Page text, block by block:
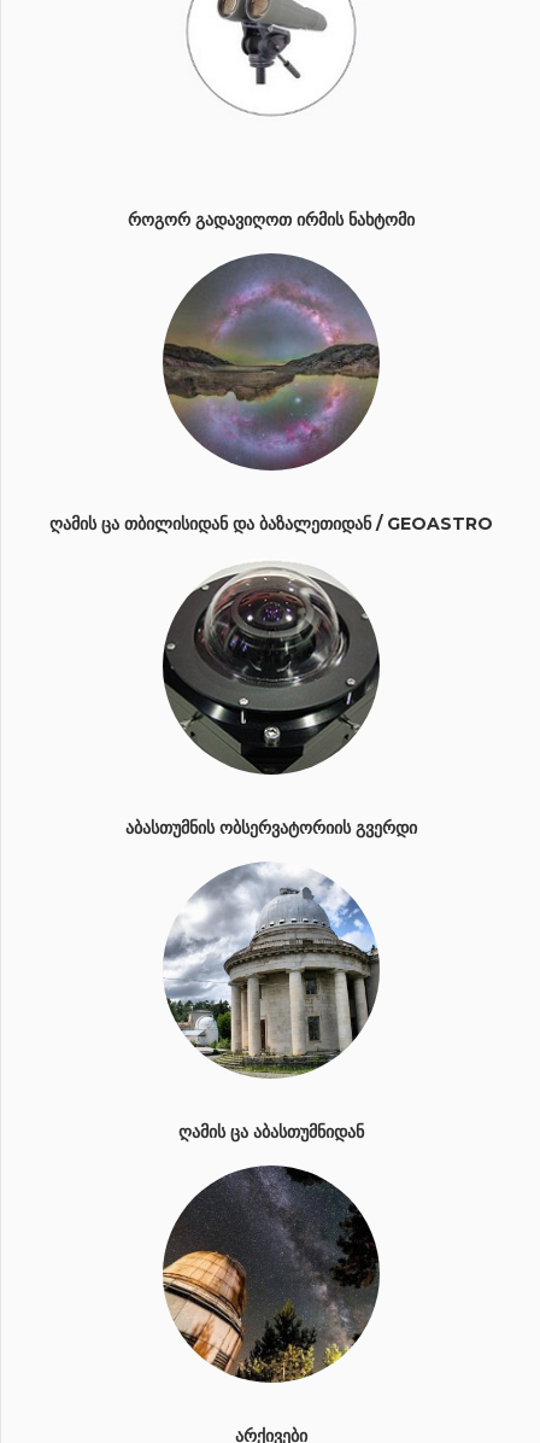
ᲠᲝᲒᲝᲠ ᲒᲐᲓᲐᲕᲘᲦᲝᲗ ᲘᲠᲛᲘᲡ ᲜᲐᲮᲢᲝᲛᲘ
ᲦᲐᲛᲘᲡ ᲪᲐ ᲗᲑᲘᲚᲘᲡᲘᲓᲐᲜ ᲓᲐ ᲑᲐᲖᲐᲚᲔᲗᲘᲓᲐᲜ / GEOASTRO
ᲐᲑᲐᲡᲗᲣᲛᲜᲘᲡ ᲝᲑᲡᲔᲠᲕᲐᲢᲝᲠᲘᲘᲡ ᲒᲕᲔᲠᲓᲘ
ᲦᲐᲛᲘᲡ ᲪᲐ ᲐᲑᲐᲡᲗᲣᲛᲜᲘᲓᲐᲜ
ᲐᲠᲥᲘᲕᲔᲑᲘ